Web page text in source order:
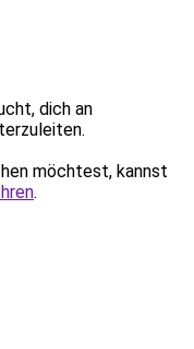
dich an
möchtest, kannst
.